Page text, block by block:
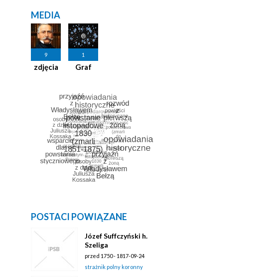
MEDIA
9
zdjęcia
1
Graf
POSTACI POWIĄZANE
Józef Suffczyński h.
Szeliga
przed 1750 - 1817-09-24
strażnik polny koronny